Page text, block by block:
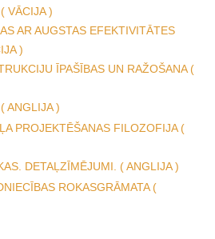
VĀCIJA )
AR AUGSTAS EFEKTIVITĀTES
)
ĪPAŠĪBAS UN RAŽOŠANA (
ANGLIJA )
PROJEKTĒŠANAS FILOZOFIJA (
DETAĻZĪMĒJUMI. ( ANGLIJA )
ROKASGRĀMATA (